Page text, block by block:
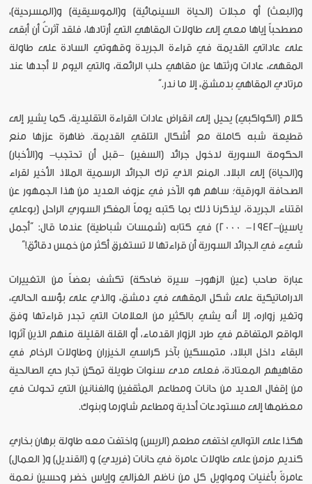
و(البعث) أو مجلات (الحياة السينمائية) و(الموسيقية) و(المسرحية)،
مصطحباً إياها معي إلى طاولات المقاهي التي أرتادها، فلقد آثرتُ أن أبقى
على عاداتي القديمة في قراءة الجريدة وقهوتي السادة على طاولة
المقهى، عادات ورثتها عن مقاهي حلب الرائعة، والتي اليوم لا أجدها عند
مرتادي المقاهي بدمشق، إلا ما ندر.”
كلام (الكواكبي) يحيل إلى انقراض عادات القراءة التقليدية، كما يشير إلى
قطيعة شبه كاملة مع أشكال التلقي القديمة. ظاهرة عززها منع
الحكومة السورية لدخول جرائد (السفير) -قبل أن تحتجب- و(الأخبار)
و(الحياة) إلى البلاد. المنع الذي ترك الجرائد الرسمية الملاذ الأخير لقراء
الصحافة الورقية؛ ساهم هو الآخر في عزوف العديد من هذا الجمهور عن
اقتناء الجريدة، ليذكرنا ذلك بما كتبه يوماً المفكر السوري الراحل (بوعلي
ياسين-1942- 2000) في كتابه (شمسات شباطية) عندما قال: “أجمل
شيء في الجرائد السورية أن قراءتها لا تستغرق أكثر من خمس دقائق!”
عبارة صاحب (عين الزهور- سيرة ضاحكة) تكشف بعضاً من التغييرات
الدراماتيكية على شكل المقهى في دمشق، والذي على بؤسه الحالي،
وتغير زواره، إلا أنه يشي بالكثير من العلامات التي تجدر قراءتها وفق
الواقع المتفاقم في طرد الزوار القدماء، أو القلة القليلة منهم الذين آثروا
البقاء داخل البلاد، متمسكين بآخر كراسي الخيزران وطاولات الرخام في
مقاهيهم المعتادة، فعلى مدى سنوات طويلة تمكن تجار حي الصالحية
من إقفال العديد من حانات ومطاعم المثقفين والفنانين التي تحولت في
معظمها إلى مستودعات أحذية ومطاعم شاورما وبنوك.
هكذا على التوالي اختفى مطعم (الريس) واختفت معه طاولة برهان بخاري
كنديم مزمن على طاولات عامرة في حانات (فريدي) و (القنديل) و( العمال)
عامرةً بأغنيات ومواويل كل من ناظم الغزالي وإياس خضر وحسين نعمة